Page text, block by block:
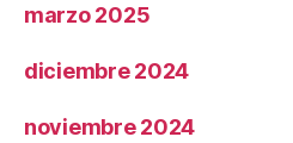
marzo 2025
diciembre 2024
noviembre 2024